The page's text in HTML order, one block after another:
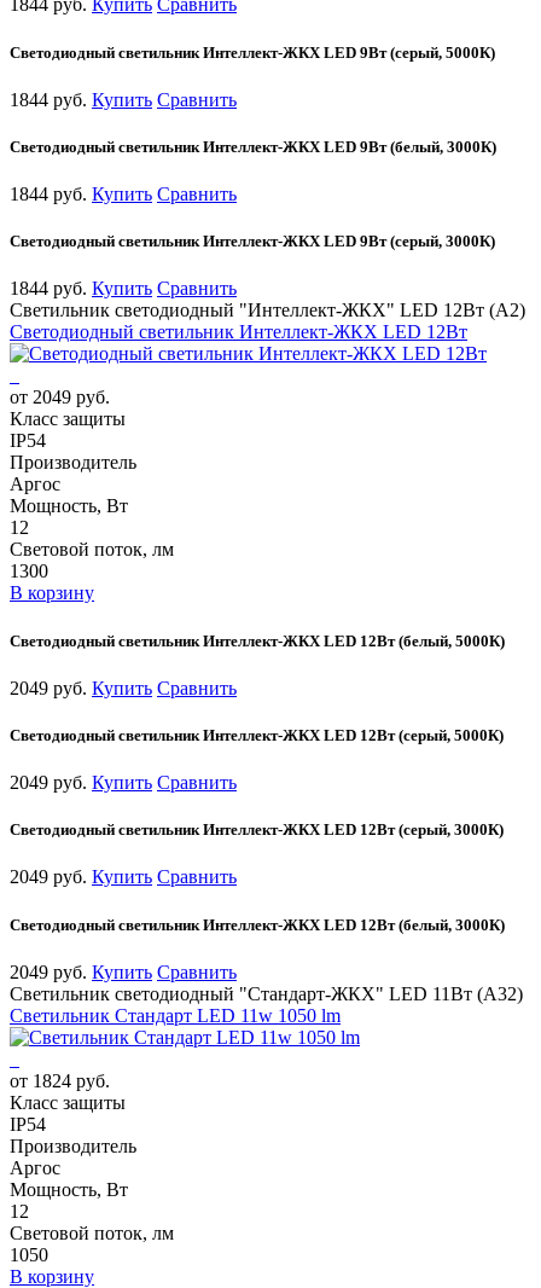
1844 руб. Купить Сравнить
Светодиодный светильник Интеллект-ЖКХ LED 9Вт (серый, 5000К)
1844 руб. Купить Сравнить
Светодиодный светильник Интеллект-ЖКХ LED 9Вт (белый, 3000К)
1844 руб. Купить Сравнить
Светодиодный светильник Интеллект-ЖКХ LED 9Вт (серый, 3000К)
1844 руб. Купить Сравнить
Светильник светодиодный "Интеллект-ЖКХ" LED 12Вт (А2)
Светодиодный светильник Интеллект-ЖКХ LED 12Вт
от 2049 руб.
Класс защиты
IP54
Производитель
Аргос
Мощность, Вт
12
Световой поток, лм
1300
В корзину
Светодиодный светильник Интеллект-ЖКХ LED 12Вт (белый, 5000К)
2049 руб. Купить Сравнить
Светодиодный светильник Интеллект-ЖКХ LED 12Вт (серый, 5000К)
2049 руб. Купить Сравнить
Светодиодный светильник Интеллект-ЖКХ LED 12Вт (серый, 3000К)
2049 руб. Купить Сравнить
Светодиодный светильник Интеллект-ЖКХ LED 12Вт (белый, 3000К)
2049 руб. Купить Сравнить
Светильник светодиодный "Стандарт-ЖКХ" LED 11Вт (А32)
Cветильник Стандарт LED 11w 1050 lm
от 1824 руб.
Класс защиты
IP54
Производитель
Аргос
Мощность, Вт
12
Световой поток, лм
1050
В корзину